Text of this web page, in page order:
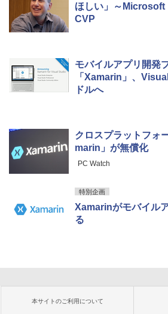
ほしい」～Microsoft
CVP
モバイルアプリ開発
「Xamarin」、
ドルへ
クロスプラットフォ
marin」が無償化
PC Watch
特別企画
Xamarinがモバイル
る
本サイトのご利用について